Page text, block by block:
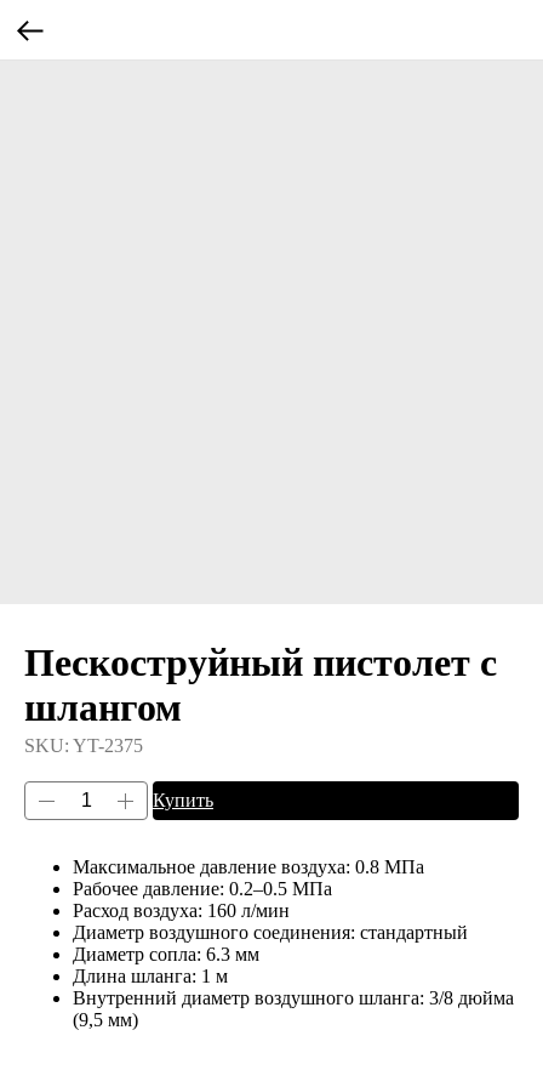
Пескоструйный пистолет с
шлангом
SKU: YT-2375
Купить
Максимальное давление воздуха: 0.8 МПа
Рабочее давление: 0.2–0.5 МПа
Расход воздуха: 160 л/мин
Диаметр воздушного соединения: стандартный
Диаметр сопла: 6.3 мм
Длина шланга: 1 м
Внутренний диаметр воздушного шланга: 3/8 дюйма
(9,5 мм)